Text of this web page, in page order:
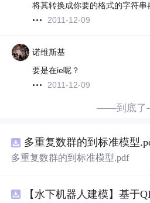
将其转换成你要的格式的字符串
2011-12-09
诺维斯基
要是在ie呢？
2011-12-09
——到底
多重复数群的到标准模型
多重复数群的到标准模型.pdf